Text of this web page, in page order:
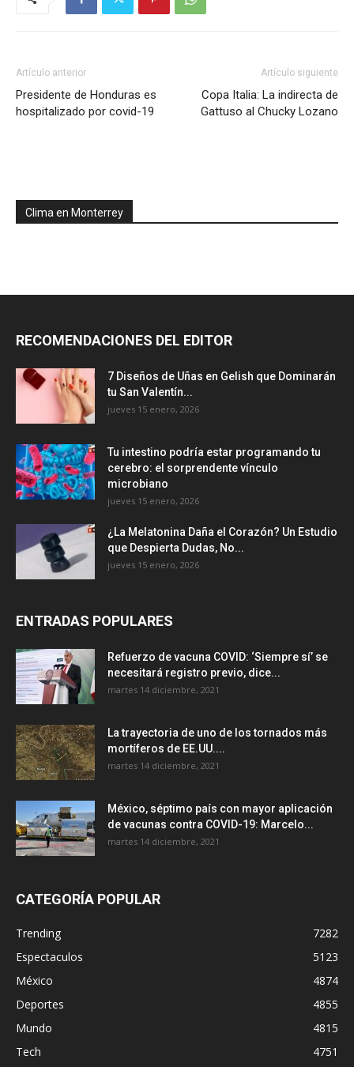
Artículo anterior
Presidente de Honduras es
hospitalizado por covid-19
Artículo siguiente
Copa Italia: La indirecta de
Gattuso al Chucky Lozano
Clima en Monterrey
RECOMENDACIONES DEL EDITOR
7 Diseños de Uñas en Gelish que Dominarán
tu San Valentín...
jueves 15 enero, 2026
Tu intestino podría estar programando tu
cerebro: el sorprendente vínculo
microbiano
jueves 15 enero, 2026
¿La Melatonina Daña el Corazón? Un Estudio
que Despierta Dudas, No...
jueves 15 enero, 2026
ENTRADAS POPULARES
Refuerzo de vacuna COVID: ‘Siempre sí’ se
necesitará registro previo, dice...
martes 14 diciembre, 2021
La trayectoria de uno de los tornados más
mortíferos de EE.UU....
martes 14 diciembre, 2021
México, séptimo país con mayor aplicación
de vacunas contra COVID-19: Marcelo...
martes 14 diciembre, 2021
CATEGORÍA POPULAR
Trending
7282
Espectaculos
5123
México
4874
Deportes
4855
Mundo
4815
Tech
4751